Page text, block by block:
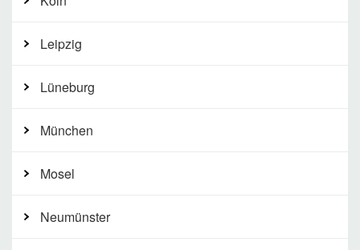
Leipzig
Lüneburg
München
Mosel
Neumünster